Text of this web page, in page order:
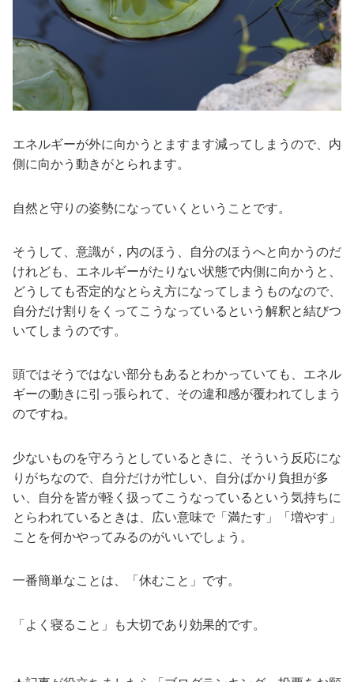
エネルギーが外に向かうとますます減ってしまうので、内
側に向かう動きがとられます。
自然と守りの姿勢になっていくということです。
そうして、意識が，内のほう、自分のほうへと向かうのだ
けれども、エネルギーがたりない状態で内側に向かうと、
どうしても否定的なとらえ方になってしまうものなので、
自分だけ割りをくってこうなっているという解釈と結びつ
いてしまうのです。
頭ではそうではない部分もあるとわかっていても、エネル
ギーの動きに引っ張られて、その違和感が覆われてしまう
のですね。
少ないものを守ろうとしているときに、そういう反応にな
りがちなので、自分だけが忙しい、自分ばかり負担が多
い、自分を皆が軽く扱ってこうなっているという気持ちに
とらわれているときは、広い意味で「満たす」「増やす」
ことを何かやってみるのがいいでしょう。
一番簡単なことは、「休むこと」です。
「よく寝ること」も大切であり効果的です。